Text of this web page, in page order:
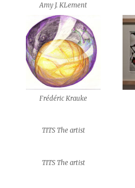
Amy J. KLement
Frédéric Krauke
TITS The artist
TITS The artist